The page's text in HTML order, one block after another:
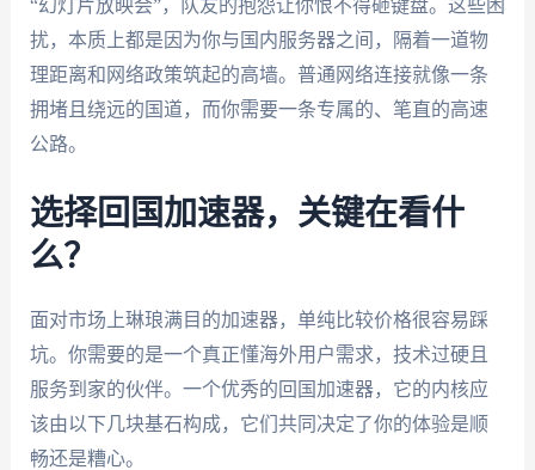
“幻灯片放映会”，队友的抱怨让你恨不得砸键盘。这些困
扰，本质上都是因为你与国内服务器之间，隔着一道物
理距离和网络政策筑起的高墙。普通网络连接就像一条
拥堵且绕远的国道，而你需要一条专属的、笔直的高速
公路。
选择回国加速器，关键在看什
么？
面对市场上琳琅满目的加速器，单纯比较价格很容易踩
坑。你需要的是一个真正懂海外用户需求，技术过硬且
服务到家的伙伴。一个优秀的回国加速器，它的内核应
该由以下几块基石构成，它们共同决定了你的体验是顺
畅还是糟心。